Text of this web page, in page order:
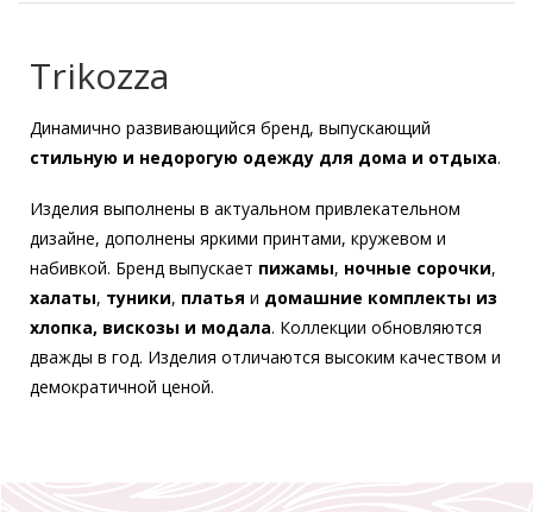
Trikozza
Динамично развивающийся бренд, выпускающий
стильную и недорогую одежду для дома и отдыха.
Изделия выполнены в актуальном привлекательном
дизайне, дополнены яркими принтами, кружевом и
набивкой. Бренд выпускает пижамы, ночные сорочки,
халаты, туники, платья и домашние комплекты из
хлопка, вискозы и модала. Коллекции обновляются
дважды в год. Изделия отличаются высоким качеством и
демократичной ценой.